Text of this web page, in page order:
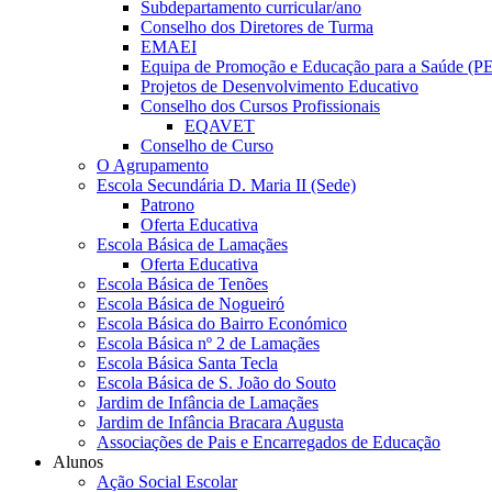
Subdepartamento curricular/ano
Conselho dos Diretores de Turma
EMAEI
Equipa de Promoção e Educação para a Saúde
Projetos de Desenvolvimento Educativo
Conselho dos Cursos Profissionais
EQAVET
Conselho de Curso
O Agrupamento
Escola Secundária D. Maria II (Sede)
Patrono
Oferta Educativa
Escola Básica de Lamaçães
Oferta Educativa
Escola Básica de Tenões
Escola Básica de Nogueiró
Escola Básica do Bairro Económico
Escola Básica nº 2 de Lamaçães
Escola Básica Santa Tecla
Escola Básica de S. João do Souto
Jardim de Infância de Lamaçães
Jardim de Infância Bracara Augusta
Associações de Pais e Encarregados de Educação
Alunos
Ação Social Escolar